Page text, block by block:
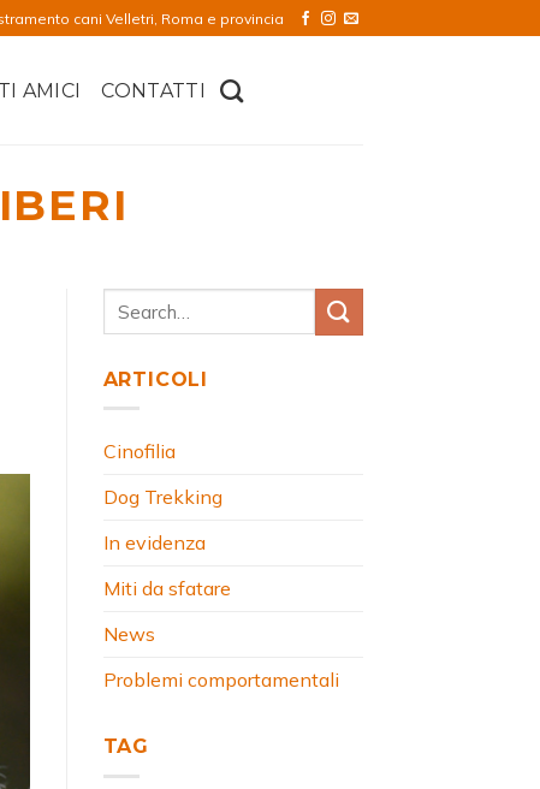
cani Velletri, Roma e provincia
AMICI CONTATTI
ARTICOLI
Cinofilia
Dog Trekking
In evidenza
Miti da sfatare
News
Problemi comportamentali
TAG